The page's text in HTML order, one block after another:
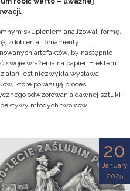
skupieniem analizowali formę,
zdobienia i ornamenty
artefaktów, by następnie
swoje wrażenia na papier. Efektem
jest niezwykła wystawa
które pokazują proces
odwzorowania dawnej sztuki –
młodych twórców.
20
January
2025